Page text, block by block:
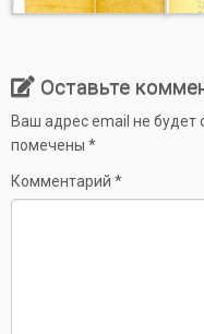
Оставьте
Ваш адрес email не будет
помечены *
Комментарий *